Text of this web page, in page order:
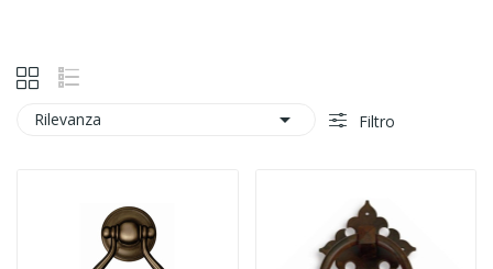
Rilevanza  Filtro